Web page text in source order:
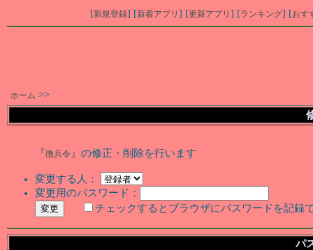
[新規登録] [新着アプリ ] [更新アプリ ] [ランキング] [おす
ホーム >>
『徴兵令』の修正・削除を行います
変更する人：
変更用のパスワード：
チェックするとブラウザにパスワードを記録
パ